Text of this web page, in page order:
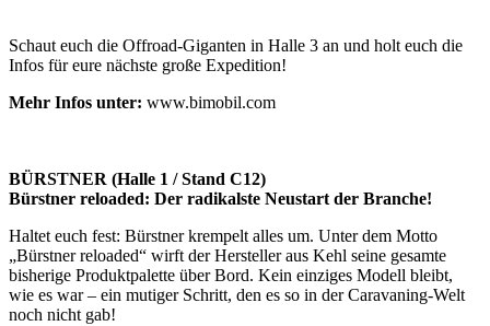
Schaut euch die Offroad-Giganten in Halle 3 an und holt euch die
Infos für eure nächste große Expedition!
Mehr Infos unter: www.bimobil.com
BÜRSTNER (Halle 1 / Stand C12)
Bürstner reloaded: Der radikalste Neustart der Branche!
Haltet euch fest: Bürstner krempelt alles um. Unter dem Motto
„Bürstner reloaded“ wirft der Hersteller aus Kehl seine gesamte
bisherige Produktpalette über Bord. Kein einziges Modell bleibt,
wie es war – ein mutiger Schritt, den es so in der Caravaning-Welt
noch nicht gab!